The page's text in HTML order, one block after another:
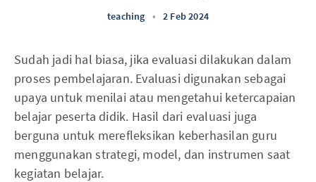
teaching • 2 Feb 2024
Sudah jadi hal biasa, jika evaluasi dilakukan dalam
proses pembelajaran. Evaluasi digunakan sebagai
upaya untuk menilai atau mengetahui ketercapaian
belajar peserta didik. Hasil dari evaluasi juga
berguna untuk merefleksikan keberhasilan guru
menggunakan strategi, model, dan instrumen saat
kegiatan belajar.